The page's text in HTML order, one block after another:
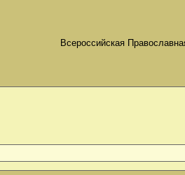
Всероссийская